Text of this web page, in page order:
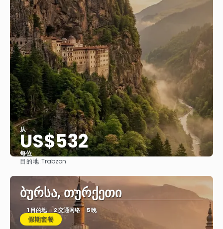
从
US$532
每位
目的地:Trabzon
ბურსა, თურქეთი
1 目的地 2 交通网络 5 晚
假期套餐